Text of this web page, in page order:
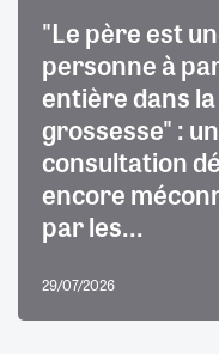
"Le père est
personne à
entière dans la
grossesse" :
consultation
encore
par les...
29/07/2026